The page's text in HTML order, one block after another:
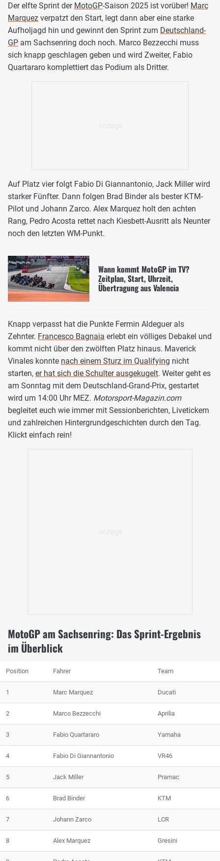
Der elfte Sprint der MotoGP-Saison 2025 ist vorüber! Marc
Marquez verpatzt den Start, legt dann aber eine starke
Aufholjagd hin und gewinnt den Sprint zum Deutschland-
GP am Sachsenring doch noch. Marco Bezzecchi muss
sich knapp geschlagen geben und wird Zweiter, Fabio
Quartararo komplettiert das Podium als Dritter.
Auf Platz vier folgt Fabio Di Giannantonio, Jack Miller wird
starker Fünfter. Dann folgen Brad Binder als bester KTM-
Pilot und Johann Zarco. Alex Marquez holt den achten
Rang, Pedro Acosta rettet nach Kiesbett-Ausritt als Neunter
noch den letzten WM-Punkt.
Wann kommt MotoGP im TV?
Zeitplan, Start, Uhrzeit,
Übertragung aus Valencia
Knapp verpasst hat die Punkte Fermin Aldeguer als
Zehnter. Francesco Bagnaia erlebt ein völliges Debakel und
kommt nicht über den zwölften Platz hinaus. Maverick
Vinales konnte nach einem Sturz im Qualifying nicht
starten, er hat sich die Schulter ausgekugelt. Weiter geht es
am Sonntag mit dem Deutschland-Grand-Prix, gestartet
wird um 14:00 Uhr MEZ. Motorsport-Magazin.com
begleitet euch wie immer mit Sessionberichten, Livetickern
und zahlreichen Hintergrundgeschichten durch den Tag.
Klickt einfach rein!
MotoGP am Sachsenring: Das Sprint-Ergebnis
im Überblick
Position Fahrer Team
1 Marc Marquez Ducati
2 Marco Bezzecchi Aprilia
3 Fabio Quartararo Yamaha
4 Fabio Di Giannantonio VR46
5 Jack Miller Pramac
6 Brad Binder KTM
7 Johann Zarco LCR
8 Alex Marquez Gresini